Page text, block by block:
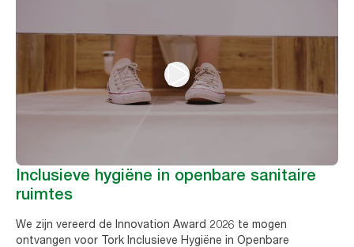
Inclusieve hygiëne in openbare sanitaire
ruimtes
We zijn vereerd de Innovation Award 2026 te mogen
ontvangen voor Tork Inclusieve Hygiëne in Openbare